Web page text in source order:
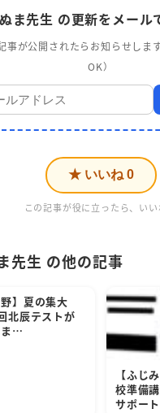
ぬま先生 の更新をメール
事が公開されたらお知らせしま
OK）
★ いいね0
この記事が役に立ったら、いい
先生 の他の記事
野】夏の集大
北辰テストが
ま…
【ふじ
校準備
サポー